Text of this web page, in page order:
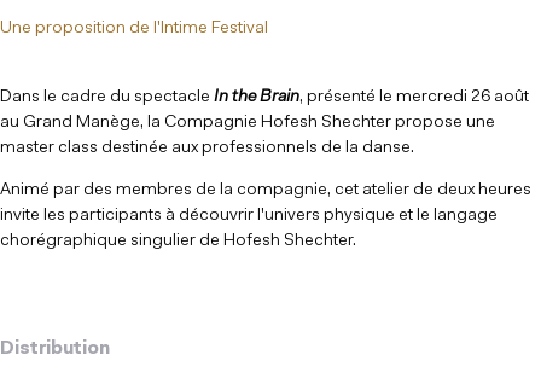
Une proposition de l'Intime Festival
Dans le cadre du spectacle In the Brain, présenté le mercredi 26 août
au Grand Manège, la Compagnie Hofesh Shechter propose une
master class destinée aux professionnels de la danse.
Animé par des membres de la compagnie, cet atelier de deux heures
invite les participants à découvrir l'univers physique et le langage
chorégraphique singulier de Hofesh Shechter.
Distribution